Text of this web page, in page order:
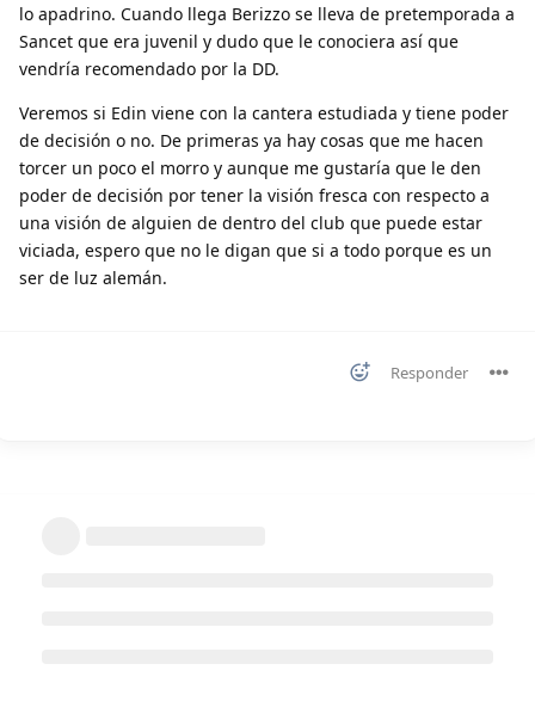
lo apadrino. Cuando llega Berizzo se lleva de pretemporada a
Sancet que era juvenil y dudo que le conociera así que
vendría recomendado por la DD.
Veremos si Edin viene con la cantera estudiada y tiene poder
de decisión o no. De primeras ya hay cosas que me hacen
torcer un poco el morro y aunque me gustaría que le den
poder de decisión por tener la visión fresca con respecto a
una visión de alguien de dentro del club que puede estar
viciada, espero que no le digan que si a todo porque es un
ser de luz alemán.
Responder